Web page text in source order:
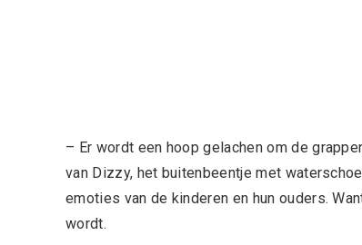
– Er wordt een hoop gelachen om de
van Dizzy, het buitenbeentje met
emoties van de kinderen en hun ouders.
wordt.